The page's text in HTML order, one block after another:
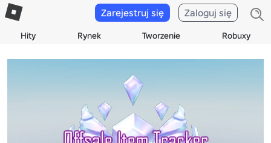
Hity Rynek Tworzenie Robuxy
Zarejestruj się Zaloguj się